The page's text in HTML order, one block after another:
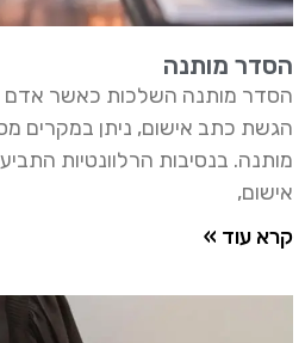
הסדר מותנה
הסדר מותנה השלכות כאשר אדם
הגשת כתב אישום, ניתן במקרים
מותנה. בנסיבות הרלוונטיות
אישום,
קרא עוד »